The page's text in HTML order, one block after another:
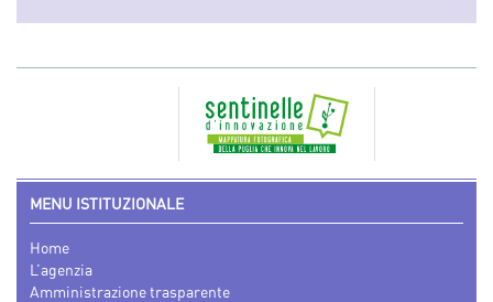
MENU ISTITUZIONALE
Home
L’agenzia
Amministrazione trasparente